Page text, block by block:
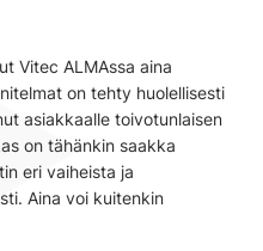
Vitec ALMAssa aina
on tehty huolellisesti
asiakkaalle toivotunlaisen
on tähänkin saakka
eri vaiheista ja
Aina voi kuitenkin